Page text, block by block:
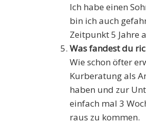
Ich habe einen
bin ich auch
Zeitpunkt 5 Jahre
Was fandest du
Wie schon öfter
Kurberatung als
haben und zur
einfach mal 3
raus zu kommen.